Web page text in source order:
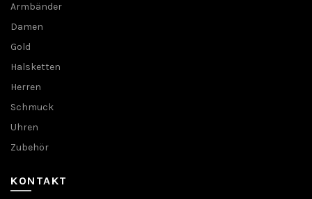
Armbänder
Damen
Gold
Halsketten
Herren
Schmuck
Uhren
Zubehör
KONTAKT